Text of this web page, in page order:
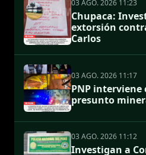
03 AGO. 2026 11:23
Chupaca:
extorsión
Carlos
03 AGO. 2026 11:17
PNP
presunto
03 AGO. 2026 11:12
Investigan a